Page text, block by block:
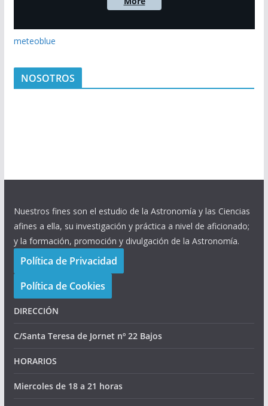
meteoblue
NOSOTROS
Nuestros fines son el estudio de la Astronomía y las Ciencias
afines a ella, su investigación y práctica a nivel de aficionado;
y la formación, promoción y divulgación de la Astronomía.
Política de Privacidad
Política de Cookies
DIRECCIÓN
C/Santa Teresa de Jornet nº 22 Bajos
HORARIOS
Miercoles de 18 a 21 horas